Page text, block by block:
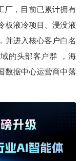
厂，目前已累计拥有
板液冷项目、浸没液
并进入核心客户白名
的头部客户群 ，海
数据中心运营商中落